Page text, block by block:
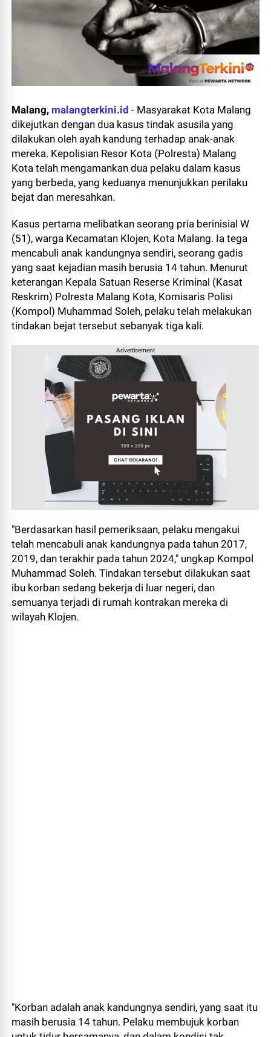
Malang, malangterkini.id - Masyarakat Kota Malang
dikejutkan dengan dua kasus tindak asusila yang
dilakukan oleh ayah kandung terhadap anak-anak
mereka. Kepolisian Resor Kota (Polresta) Malang
Kota telah mengamankan dua pelaku dalam kasus
yang berbeda, yang keduanya menunjukkan perilaku
bejat dan meresahkan.
Kasus pertama melibatkan seorang pria berinisial W
(51), warga Kecamatan Klojen, Kota Malang. Ia tega
mencabuli anak kandungnya sendiri, seorang gadis
yang saat kejadian masih berusia 14 tahun. Menurut
keterangan Kepala Satuan Reserse Kriminal (Kasat
Reskrim) Polresta Malang Kota, Komisaris Polisi
(Kompol) Muhammad Soleh, pelaku telah melakukan
tindakan bejat tersebut sebanyak tiga kali.
Advertisement
"Berdasarkan hasil pemeriksaan, pelaku mengakui
telah mencabuli anak kandungnya pada tahun 2017,
2019, dan terakhir pada tahun 2024," ungkap Kompol
Muhammad Soleh. Tindakan tersebut dilakukan saat
ibu korban sedang bekerja di luar negeri, dan
semuanya terjadi di rumah kontrakan mereka di
wilayah Klojen.
"Korban adalah anak kandungnya sendiri, yang saat itu
masih berusia 14 tahun. Pelaku membujuk korban